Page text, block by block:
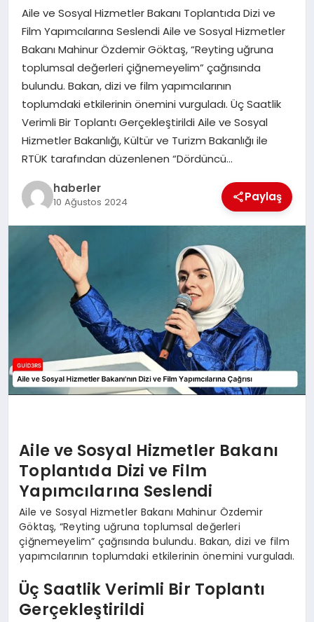
EKONOMI
MAGAZIN
EĞITIM
Aile ve Sosyal Hizmetler Bakanı Toplantıda Dizi ve
Film Yapımcılarına Seslendi Aile ve Sosyal Hizmetler
Bakanı Mahinur Özdemir Göktaş, “Reyting uğruna
toplumsal değerleri çiğnemeyelim” çağrısında
bulundu. Bakan, dizi ve film yapımcılarının
toplumdaki etkilerinin önemini vurguladı. Üç Saatlik
Verimli Bir Toplantı Gerçekleştirildi Aile ve Sosyal
Hizmetler Bakanlığı, Kültür ve Turizm Bakanlığı ile
RTÜK tarafından düzenlenen “Dördüncü…
haberler
10 Ağustos 2024 Paylaş
Aile ve Sosyal Hizmetler Bakanı
Toplantıda Dizi ve Film
Yapımcılarına Seslendi
Aile ve Sosyal Hizmetler Bakanı Mahinur Özdemir
Göktaş, “Reyting uğruna toplumsal değerleri
çiğnemeyelim” çağrısında bulundu. Bakan, dizi ve film
yapımcılarının toplumdaki etkilerinin önemini vurguladı.
Üç Saatlik Verimli Bir Toplantı
Gerçekleştirildi